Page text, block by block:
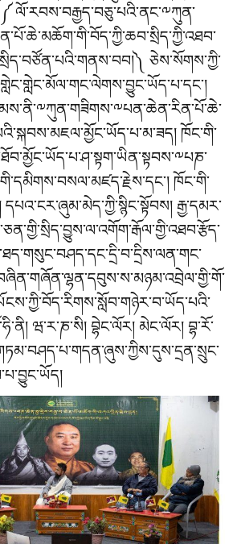
ལོ་རབས་བརྒྱད་བཅུ་པའི་ནང་༸ཀུན་
ཅེས་སོགས་ཀྱི་
ཁོང་གི་
ཁོང་གི་
དཔའ་ངར་ཞུམ་མེད་ཀྱི་སྙིང་སྟོབས། རྒྱ་དམར་
ཝ་ར་ཎ་སི། བྷེང་ལོར། མེང་ལོར། བྷ་རོ་